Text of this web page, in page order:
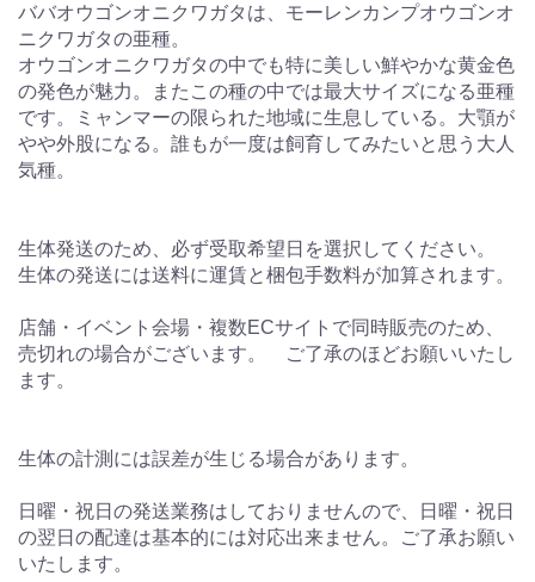
ババオウゴンオニクワガタは、モーレンカンプオウゴンオ
ニクワガタの亜種。
オウゴンオニクワガタの中でも特に美しい鮮やかな黄金色
の発色が魅力。またこの種の中では最大サイズになる亜種
です。ミャンマーの限られた地域に生息している。大顎が
やや外股になる。誰もが一度は飼育してみたいと思う大人
気種。
生体発送のため、必ず受取希望日を選択してください。
生体の発送には送料に運賃と梱包手数料が加算されます。
店舗・イベント会場・複数ECサイトで同時販売のため、
売切れの場合がございます。 ご了承のほどお願いいたし
ます。
生体の計測には誤差が生じる場合があります。
日曜・祝日の発送業務はしておりませんので、日曜・祝日
の翌日の配達は基本的には対応出来ません。ご了承お願い
いたします。